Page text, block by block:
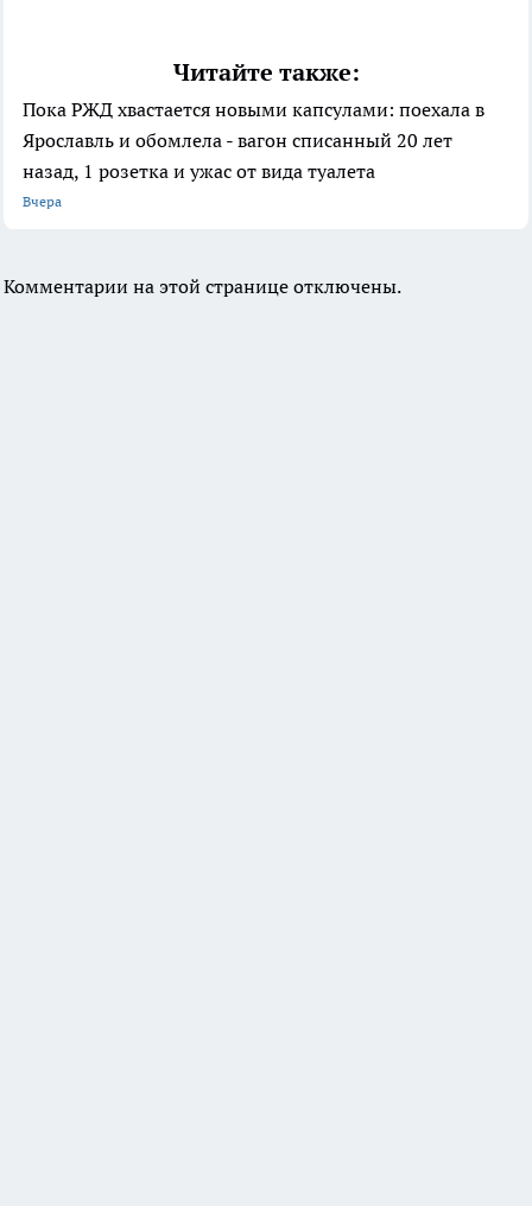
Читайте также:
Пока РЖД хвастается новыми капсулами: поехала в
Ярославль и обомлела - вагон списанный 20 лет
назад, 1 розетка и ужас от вида туалета
Вчера
Комментарии на этой странице отключены.